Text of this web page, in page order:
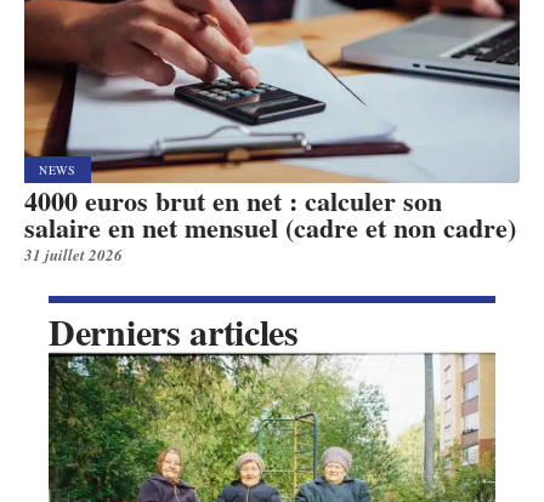
NEWS
4000 euros brut en net : calculer son
salaire en net mensuel (cadre et non cadre)
31 juillet 2026
Derniers articles